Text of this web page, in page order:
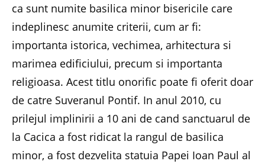
ca sunt numite basilica minor bisericile care
indeplinesc anumite criterii, cum ar fi:
importanta istorica, vechimea, arhitectura si
marimea edificiului, precum si importanta
religioasa. Acest titlu onorific poate fi oferit doar
de catre Suveranul Pontif. In anul 2010, cu
prilejul implinirii a 10 ani de cand sanctuarul de
la Cacica a fost ridicat la rangul de basilica
minor, a fost dezvelita statuia Papei Ioan Paul al